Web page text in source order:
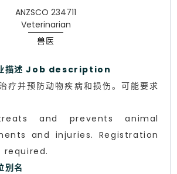
ANZSCO 234711
Veterinarian
兽医
描述 Job description
疗并预防动物疾病和损伤。可能要求
and prevents animal
and injuries. Registration
required.
别名